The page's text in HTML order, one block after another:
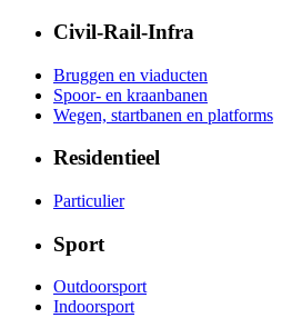
Civil-Rail-Infra
Bruggen en viaducten
Spoor- en kraanbanen
Wegen, startbanen en platforms
Residentieel
Particulier
Sport
Outdoorsport
Indoorsport